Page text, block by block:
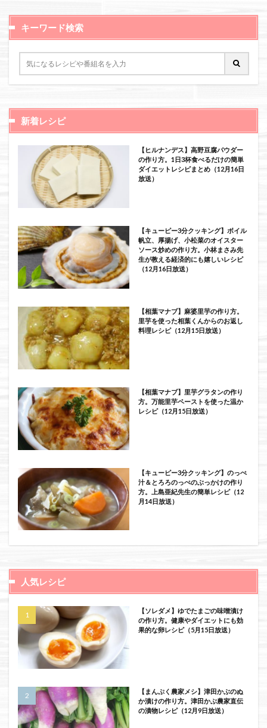
キーワード検索
新着レシピ
【ヒルナンデス】高野豆腐パウダー
の作り方。1日3杯食べるだけの簡単
ダイエットレシピまとめ（12月16日
放送）
【キューピー3分クッキング】ボイル
帆立、厚揚げ、小松菜のオイスター
ソース炒めの作り方。小林まさみ先
生が教える経済的にも嬉しいレシピ
（12月16日放送）
【相葉マナブ】麻婆里芋の作り方。
里芋を使った相葉くんからのお返し
料理レシピ（12月15日放送）
【相葉マナブ】里芋グラタンの作り
方。万能里芋ペーストを使った温か
レシピ（12月15日放送）
【キューピー3分クッキング】のっぺ
汁＆とろろのっぺのぶっかけの作り
方。上島亜紀先生の簡単レシピ（12
月14日放送）
人気レシピ
【ソレダメ】ゆでたまごの味噌漬け
の作り方。健康やダイエットにも効
果的な卵レシピ（5月15日放送）
【まんぷく農家メシ】津田かぶのぬ
か漬けの作り方。津田かぶ農家直伝
の漬物レシピ（12月9日放送）